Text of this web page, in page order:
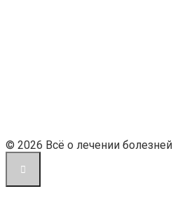
© 2026 Всё о лечении болезней